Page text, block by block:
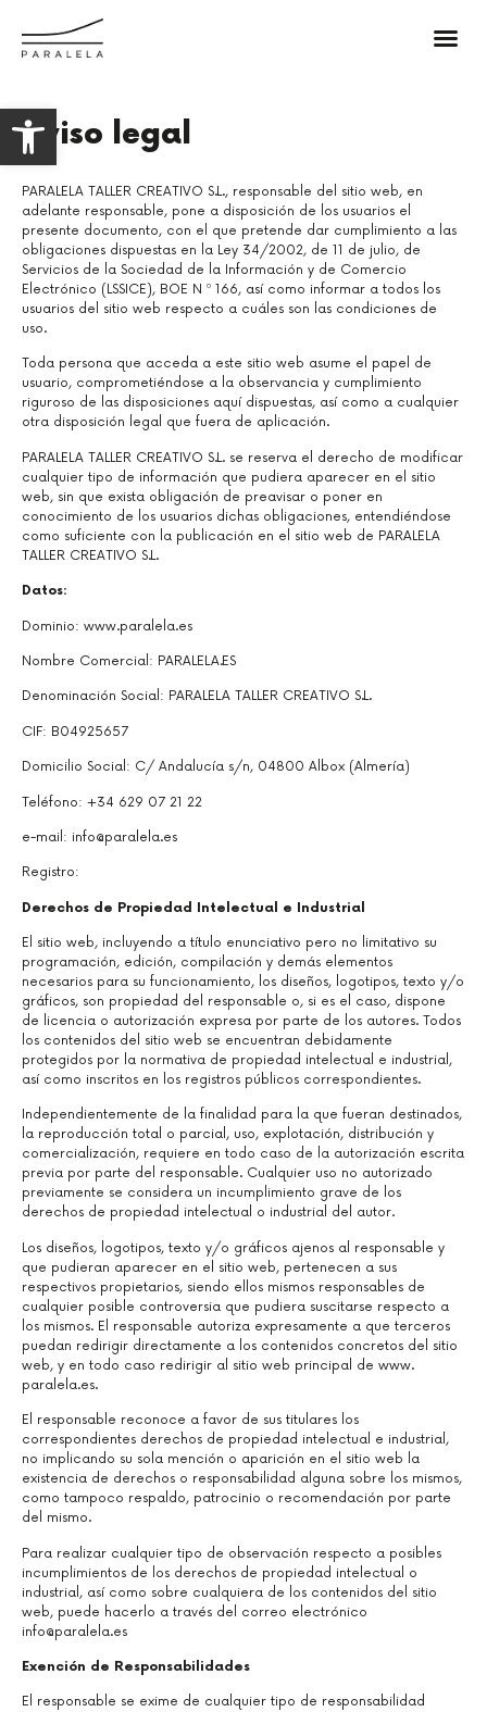
Abrir barra de herramientas
aviso legal
PARALELA TALLER CREATIVO S.L., responsable del sitio web, en
adelante responsable, pone a disposición de los usuarios el
presente documento, con el que pretende dar cumplimiento a las
obligaciones dispuestas en la Ley 34/2002, de 11 de julio, de
Servicios de la Sociedad de la Información y de Comercio
Electrónico (LSSICE), BOE N º 166, así como informar a todos los
usuarios del sitio web respecto a cuáles son las condiciones de
uso.
Toda persona que acceda a este sitio web asume el papel de
usuario, comprometiéndose a la observancia y cumplimiento
riguroso de las disposiciones aquí dispuestas, así como a cualquier
otra disposición legal que fuera de aplicación.
PARALELA TALLER CREATIVO S.L. se reserva el derecho de modificar
cualquier tipo de información que pudiera aparecer en el sitio
web, sin que exista obligación de preavisar o poner en
conocimiento de los usuarios dichas obligaciones, entendiéndose
como suficiente con la publicación en el sitio web de PARALELA
TALLER CREATIVO S.L.
Datos:
Dominio: www.paralela.es
Nombre Comercial: PARALELA.ES
Denominación Social: PARALELA TALLER CREATIVO S.L.
CIF: B04925657
Domicilio Social: C/ Andalucía s/n, 04800 Albox (Almería)
Teléfono: +34 629 07 21 22
e-mail: info@paralela.es
Registro:
Derechos de Propiedad Intelectual e Industrial
El sitio web, incluyendo a título enunciativo pero no limitativo su
programación, edición, compilación y demás elementos
necesarios para su funcionamiento, los diseños, logotipos, texto y/o
gráficos, son propiedad del responsable o, si es el caso, dispone
de licencia o autorización expresa por parte de los autores. Todos
los contenidos del sitio web se encuentran debidamente
protegidos por la normativa de propiedad intelectual e industrial,
así como inscritos en los registros públicos correspondientes.
Independientemente de la finalidad para la que fueran destinados,
la reproducción total o parcial, uso, explotación, distribución y
comercialización, requiere en todo caso de la autorización escrita
previa por parte del responsable. Cualquier uso no autorizado
previamente se considera un incumplimiento grave de los
derechos de propiedad intelectual o industrial del autor.
Los diseños, logotipos, texto y/o gráficos ajenos al responsable y
que pudieran aparecer en el sitio web, pertenecen a sus
respectivos propietarios, siendo ellos mismos responsables de
cualquier posible controversia que pudiera suscitarse respecto a
los mismos. El responsable autoriza expresamente a que terceros
puedan redirigir directamente a los contenidos concretos del sitio
web, y en todo caso redirigir al sitio web principal de www.
paralela.es.
El responsable reconoce a favor de sus titulares los
correspondientes derechos de propiedad intelectual e industrial,
no implicando su sola mención o aparición en el sitio web la
existencia de derechos o responsabilidad alguna sobre los mismos,
como tampoco respaldo, patrocinio o recomendación por parte
del mismo.
Para realizar cualquier tipo de observación respecto a posibles
incumplimientos de los derechos de propiedad intelectual o
industrial, así como sobre cualquiera de los contenidos del sitio
web, puede hacerlo a través del correo electrónico
info@paralela.es
Exención de Responsabilidades
El responsable se exime de cualquier tipo de responsabilidad